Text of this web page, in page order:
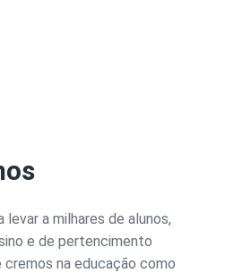
levar a milhares de alunos,
e de pertencimento
cremos na educação como